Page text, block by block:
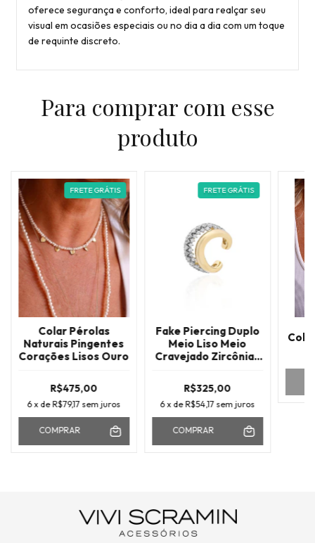
oferece segurança e conforto, ideal para realçar seu
visual em ocasiões especiais ou no dia a dia com um toque
de requinte discreto.
Para comprar com esse
produto
FRETE GRÁTIS
Colar Pérolas
Naturais Pingentes
Corações Lisos Ouro
R$475,00
6 x de R$79,17 sem juros
COMPRAR
FRETE GRÁTIS
Fake Piercing Duplo
Meio Liso Meio
Cravejado Zircônias
R$325,00
6 x de R$54,17 sem juros
COMPRAR